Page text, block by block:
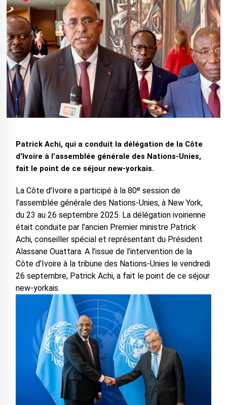
Patrick Achi, qui a conduit la délégation de la Côte
d'Ivoire à l’assemblée générale des Nations-Unies,
fait le point de ce séjour new-yorkais.
La Côte d’Ivoire a participé à la 80ᵉ session de
l’assemblée générale des Nations-Unies, à New York,
du 23 au 26 septembre 2025. La délégation ivoirienne
était conduite par l’ancien Premier ministre Patrick
Achi, conseiller spécial et représentant du Président
Alassane Ouattara. A l’issue de l’intervention de la
Côte d’Ivoire à la tribune des Nations-Unies le vendredi
26 septembre, Patrick Achi, a fait le point de ce séjour
new-yorkais.